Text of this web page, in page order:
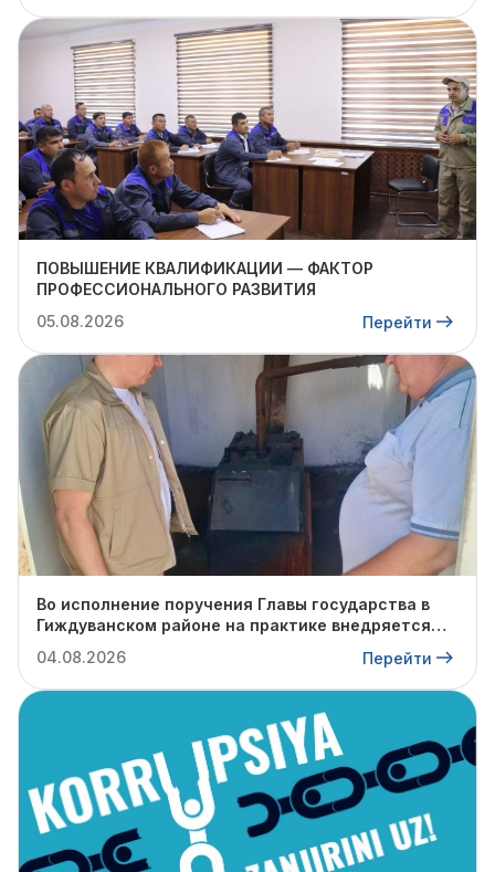
ПОВЫШЕНИЕ КВАЛИФИКАЦИИ — ФАКТОР
ПРОФЕССИОНАЛЬНОГО РАЗВИТИЯ
05.08.2026
Перейти
Во исполнение поручения Главы государства в
Гиждуванском районе на практике внедряется
04.08.2026 Перейти